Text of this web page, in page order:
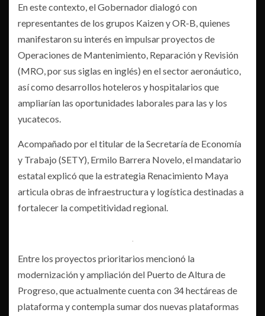
En este contexto, el Gobernador dialogó con
representantes de los grupos Kaizen y OR-B, quienes
manifestaron su interés en impulsar proyectos de
Operaciones de Mantenimiento, Reparación y Revisión
(MRO, por sus siglas en inglés) en el sector aeronáutico,
así como desarrollos hoteleros y hospitalarios que
ampliarían las oportunidades laborales para las y los
yucatecos.
Acompañado por el titular de la Secretaría de Economía
y Trabajo (SETY), Ermilo Barrera Novelo, el mandatario
estatal explicó que la estrategia Renacimiento Maya
articula obras de infraestructura y logística destinadas a
fortalecer la competitividad regional.
Entre los proyectos prioritarios mencionó la
modernización y ampliación del Puerto de Altura de
Progreso, que actualmente cuenta con 34 hectáreas de
plataforma y contempla sumar dos nuevas plataformas